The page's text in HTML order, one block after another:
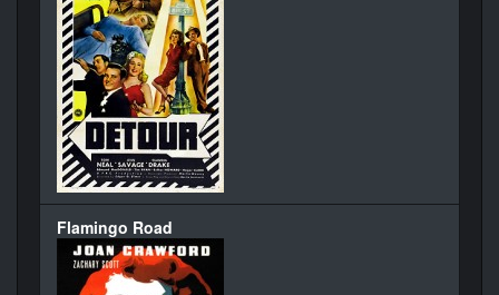
Flamingo Road